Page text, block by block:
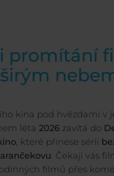
promítání
širým
kina pod hvězdami v
léta 2026 zavítá do
, které přinese sérii
. Čekají vás
filmů přes